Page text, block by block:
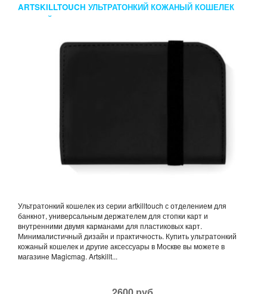
ARTSKILLTOUCH УЛЬТРАТОНКИЙ КОЖАНЫЙ КОШЕЛЕК
ЧЕРНЫЙ
Ультратонкий кошелек из серии artkilltouch с отделением для
банкнот, универсальным держателем для стопки карт и
внутренними двумя карманами для пластиковых карт.
Минималистичный дизайн и практичность. Купить ультратонкий
кожаный кошелек и другие аксессуары в Москве вы можете в
магазине Magicmag. Artskillt...